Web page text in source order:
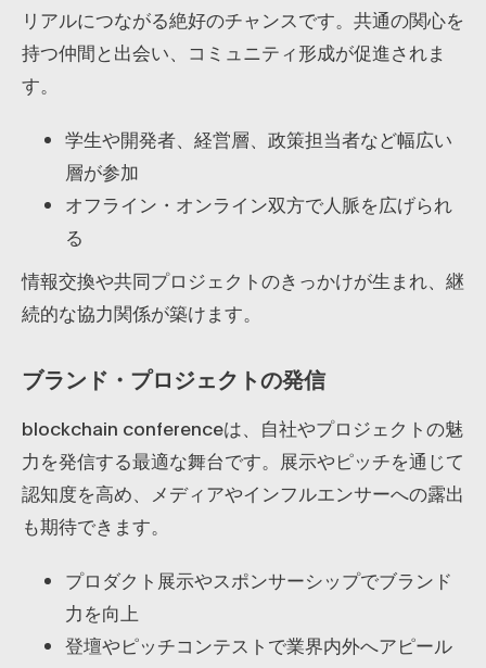
リアルにつながる絶好のチャンスです。共通の関心を
持つ仲間と出会い、コミュニティ形成が促進されま
す。
学生や開発者、経営層、政策担当者など幅広い
層が参加
オフライン・オンライン双方で人脈を広げられ
る
情報交換や共同プロジェクトのきっかけが生まれ、継
続的な協力関係が築けます。
ブランド・プロジェクトの発信
blockchain conferenceは、自社やプロジェクトの魅
力を発信する最適な舞台です。展示やピッチを通じて
認知度を高め、メディアやインフルエンサーへの露出
も期待できます。
プロダクト展示やスポンサーシップでブランド
力を向上
登壇やピッチコンテストで業界内外へアピール